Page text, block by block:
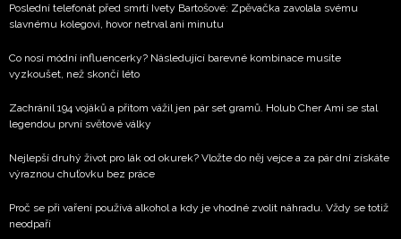
Poslední telefonát před smrtí Ivety Bartošové: Zpěvačka zavolala svému
slavnému kolegovi, hovor netrval ani minutu
Co nosí módní influencerky? Následující barevné kombinace musíte
vyzkoušet, než skončí léto
Zachránil 194 vojáků a přitom vážil jen pár set gramů. Holub Cher Ami se stal
legendou první světové války
Nejlepší druhý život pro lák od okurek? Vložte do něj vejce a za pár dní získáte
výraznou chuťovku bez práce
Proč se při vaření používá alkohol a kdy je vhodné zvolit náhradu. Vždy se totiž
neodpaří